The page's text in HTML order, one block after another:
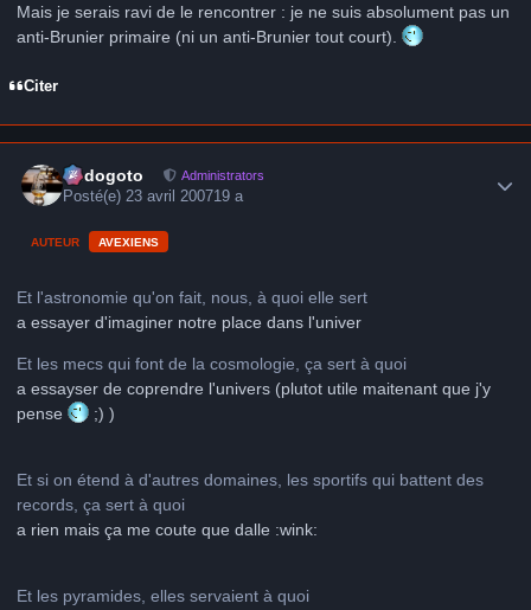
Mais je serais ravi de le rencontrer : je ne suis absolument pas un
anti-Brunier primaire (ni un anti-Brunier tout court).
Citer
frédogoto Administrators
Posté(e)23 avril 200719 a
AUTEUR AVEXIENS
Et l'astronomie qu'on fait, nous, à quoi elle sert
a essayer d'imaginer notre place dans l'univer
Et les mecs qui font de la cosmologie, ça sert à quoi
a essayser de coprendre l'univers (plutot utile maitenant que j'y
pense
;) )
Et si on étend à d'autres domaines, les sportifs qui battent des
records, ça sert à quoi
a rien mais ça me coute que dalle :wink:
Et les pyramides, elles servaient à quoi